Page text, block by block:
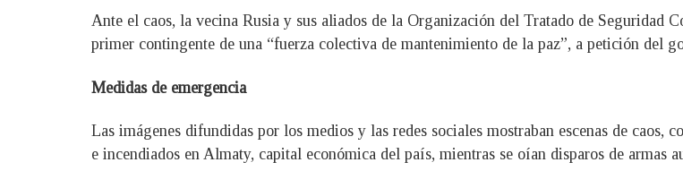
Ante el caos, la vecina Rusia y sus aliados de la Organización del Tratado de Seguridad
primer contingente de una “fuerza colectiva de mantenimiento de la paz”, a petición del
Medidas de emergencia
Las imágenes difundidas por los medios y las redes sociales mostraban escenas de caos,
e incendiados en Almaty, capital económica del país, mientras se oían disparos de armas